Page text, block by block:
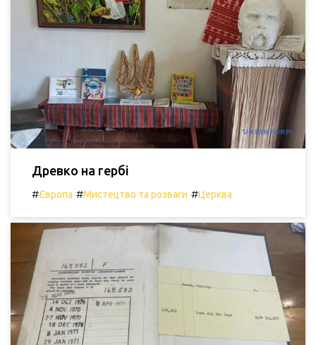
Древко на гербі
#Європа #Мистецтво та розваги #Церква